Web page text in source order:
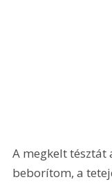
A megkelt tésztát
beborítom, a